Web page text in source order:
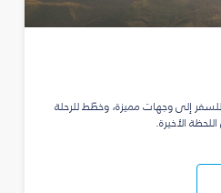
إلى وجهات مميزة، وخطّط للرحلة
الأخيرة.